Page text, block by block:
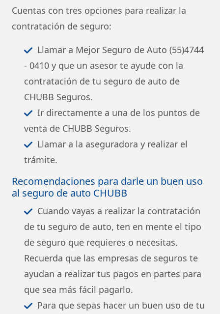
Cuentas con tres opciones para realizar la
contratación de seguro:
Llamar a Mejor Seguro de Auto (55)4744
- 0410 y que un asesor te ayude con la
contratación de tu seguro de auto de
CHUBB Seguros.
Ir directamente a una de los puntos de
venta de CHUBB Seguros.
Llamar a la aseguradora y realizar el
trámite.
Recomendaciones para darle un buen uso
al seguro de auto CHUBB
Cuando vayas a realizar la contratación
de tu seguro de auto, ten en mente el tipo
de seguro que requieres o necesitas.
Recuerda que las empresas de seguros te
ayudan a realizar tus pagos en partes para
que sea más fácil pagarlo.
Para que sepas hacer un buen uso de tu